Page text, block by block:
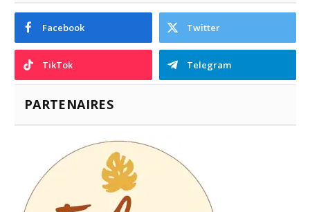
Facebook Twitter
TikTok Telegram
PARTENAIRES